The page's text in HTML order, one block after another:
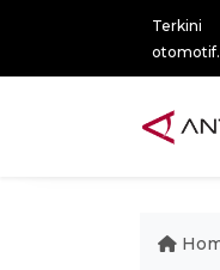
Terkini